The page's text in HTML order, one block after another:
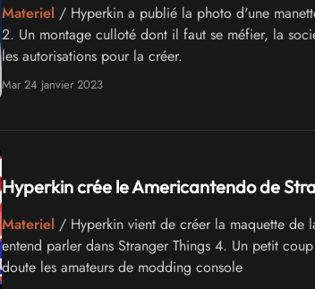
Materiel / Hyperkin a publié la photo d'une
2. Un montage culloté dont il faut se méfier, la
les autorisations pour la créer.
Mar 24 janvier 2023
Hyperkin crée le Americantendo de
Materiel / Hyperkin vient de créer la maquette de
entend parler dans Stranger Things 4. Un petit
doute les amateurs de modding console